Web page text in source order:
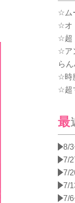
オ
超
ア
らん
時
超
最
8/
7/
7/
7/
7/